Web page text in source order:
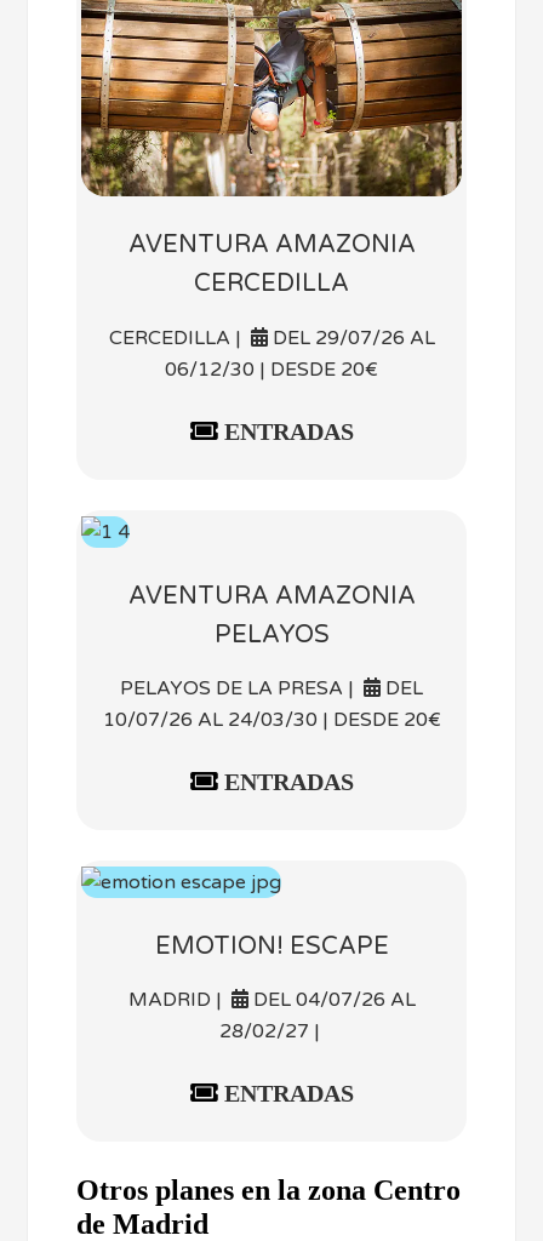
AVENTURA AMAZONIA
CERCEDILLA
CERCEDILLA |
DEL 29/07/26 AL
06/12/30 | DESDE 20€
ENTRADAS
AVENTURA AMAZONIA
PELAYOS
PELAYOS DE LA PRESA |
DEL
10/07/26 AL 24/03/30 | DESDE 20€
ENTRADAS
EMOTION! ESCAPE
MADRID |
DEL 04/07/26 AL
28/02/27 |
ENTRADAS
Otros planes en la zona Centro
de Madrid